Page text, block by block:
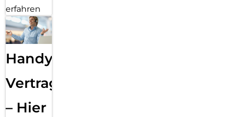
erfahren
Handy
Vertragsabwicklung
– Hier